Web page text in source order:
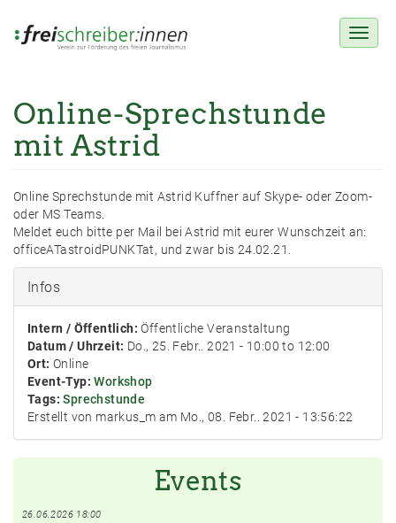
Direkt
zum
Inhalt
Toggle
Online-Sprechstunde
mit Astrid
Online Sprechstunde mit Astrid Kuffner auf Skype- oder Zoom-
oder MS Teams.
Meldet euch bitte per Mail bei Astrid mit eurer Wunschzeit an:
officeATastroidPUNKTat, und zwar bis 24.02.21.
Infos
Intern / Öffentlich:Öffentliche Veranstaltung
Datum / Uhrzeit: Do., 25. Febr.. 2021 - 10:00 to 12:00
Ort: Online
Event-Typ:Workshop
Tags:Sprechstunde
Erstellt von markus_m am Mo., 08. Febr.. 2021 - 13:56:22
Events
26.06.2026 18:00